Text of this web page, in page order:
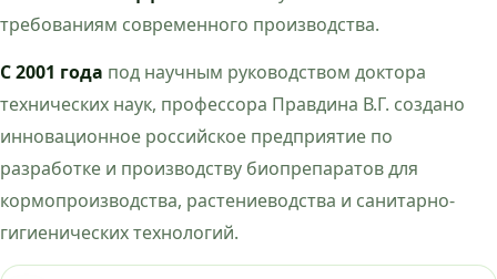
требованиям современного производства.
С 2001 года под научным руководством доктора
технических наук, профессора Правдина В.Г. создано
инновационное российское предприятие по
разработке и производству биопрепаратов для
кормопроизводства, растениеводства и санитарно-
гигиенических технологий.